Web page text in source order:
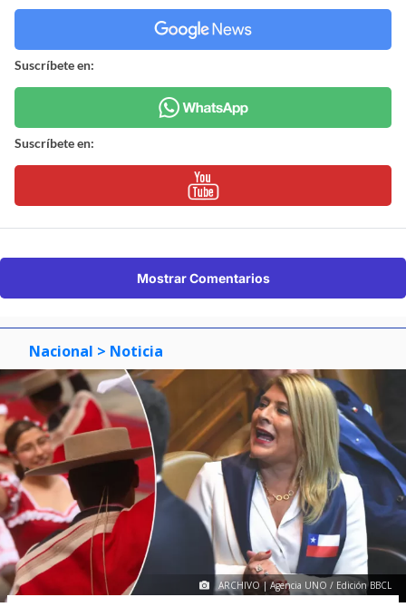
Suscríbete en:
Suscríbete en:
Mostrar Comentarios
Nacional > Noticia
ARCHIVO | Agencia UNO / Edición BBCL